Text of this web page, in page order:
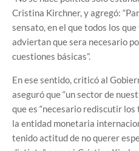
Cristina Kirchner, y agregó:
sensato, en el que todos los
adviertan que sera necesario
cuestiones básicas”.
En ese sentido, criticó al
aseguró que “un sector de
que es “necesario rediscutir
la entidad monetaria
tenido actitud de no querer